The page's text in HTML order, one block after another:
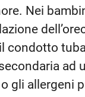
Nei
condotto
ad
gli allergeni